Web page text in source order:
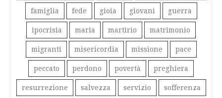
famiglia fede gioia giovani guerra
ipocrisia maria martirio matrimonio
migranti misericordia missione pace
peccato perdono povertà preghiera
resurrezione salvezza servizio sofferenza